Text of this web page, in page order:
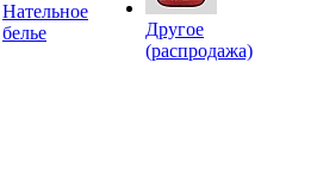
Нательное
белье
Другое
(распродажа)